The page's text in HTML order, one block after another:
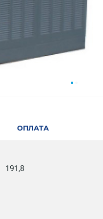
ОПЛАТА
191,8